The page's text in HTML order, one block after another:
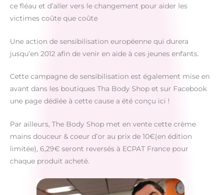
ce fléau et d’aller vers le changement pour aider les
victimes coûte que coûte
Une action de sensibilisation européenne qui durera
jusqu’en 2012 afin de venir en aide à ces jeunes enfants.
Cette campagne de sensibilisation est également mise en
avant dans les boutiques Tha Body Shop et sur Facebook
une page dédiée à cette cause a été conçu ici !
Par ailleurs, The Body Shop met en vente cette crème
mains douceur & coeur d’or au prix de 10€(en édition
limitée), 6,29€ seront reversés à ECPAT France pour
chaque produit acheté.